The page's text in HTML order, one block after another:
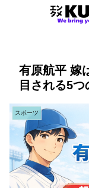
有原航平 嫁
目される5
スポーツ